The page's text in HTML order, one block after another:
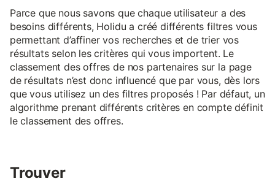
Parce que nous savons que chaque utilisateur a des
besoins différents, Holidu a créé différents filtres vous
permettant d’affiner vos recherches et de trier vos
résultats selon les critères qui vous importent. Le
classement des offres de nos partenaires sur la page
de résultats n’est donc influencé que par vous, dès lors
que vous utilisez un des filtres proposés ! Par défaut, un
algorithme prenant différents critères en compte définit
le classement des offres.
Trouver